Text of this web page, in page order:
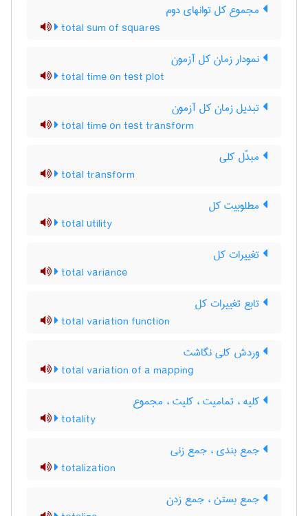
مجموع کل توانهای دوم
total sum of squares
نمودار زمان کل آزمون
total time on test plot
تبدیل زمان کل آزمون
total time on test transform
مبدّل کلی
total transform
مطلوبیت کل
total utility
تغییرات کل
total variance
تابع تغییرات کل
total variation function
وردش کلی نگاشت
total variation of a mapping
کلیه ، تمامیت ، کلیت ، مجموع
totality
جمع بندی ، جمع زنی
totalization
جمع بستن ، جمع زدن